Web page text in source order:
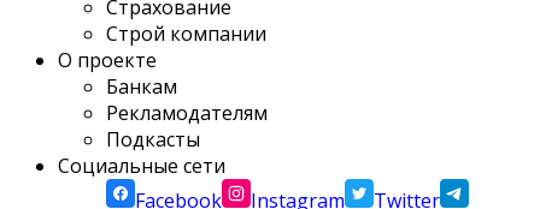
Страхование
Строй компании
О проекте
Банкам
Рекламодателям
Подкасты
Социальные сети
Facebook
Instagram
Twitter